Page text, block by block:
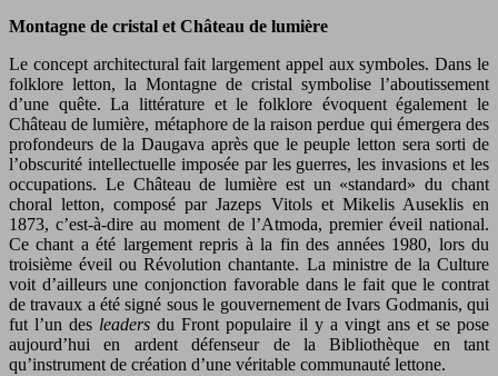
Montagne de cristal et Château de lumière
Le concept architectural fait largement appel aux symboles. Dans le
folklore letton, la Montagne de cristal symbolise l’aboutissement
d’une quête. La littérature et le folklore évoquent également le
Château de lumière, métaphore de la raison perdue qui émergera des
profondeurs de la Daugava après que le peuple letton sera sorti de
l’obscurité intellectuelle imposée par les guerres, les invasions et les
occupations. Le Château de lumière est un «standard» du chant
choral letton, composé par Jazeps Vitols et Mikelis Auseklis en
1873, c’est-à-dire au moment de l’Atmoda, premier éveil national.
Ce chant a été largement repris à la fin des années 1980, lors du
troisième éveil ou Révolution chantante. La ministre de la Culture
voit d’ailleurs une conjonction favorable dans le fait que le contrat
de travaux a été signé sous le gouvernement de Ivars Godmanis, qui
fut l’un des leaders du Front populaire il y a vingt ans et se pose
aujourd’hui en ardent défenseur de la Bibliothèque en tant
qu’instrument de création d’une véritable communauté lettone.